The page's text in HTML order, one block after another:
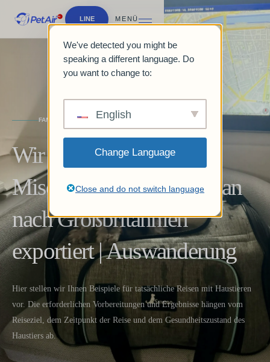
LINE MENÜ
FAMILY JOURNEY
Wir haben einen
Mischlingshund von Japan
nach Großbritannien
exportiert | Auswanderung
Hier stellen wir Ihnen Beispiele für tatsächliche Reisen mit Haustieren
vor. Die erforderlichen Vorbereitungen und Ergebnisse hängen vom
Reiseziel, dem Zeitpunkt der Reise und dem Gesundheitszustand des
Haustiers ab.
We've detected you might be
speaking a different language. Do
you want to change to:
English
Change Language
Close and do not switch language